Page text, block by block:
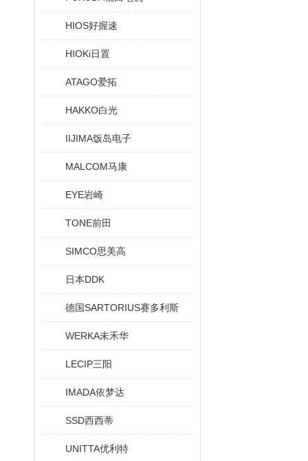
HIOS好握速
HIOKi日置
ATAGO爱拓
HAKKO白光
IIJIMA饭岛电子
MALCOM马康
EYE岩崎
TONE前田
SIMCO思美高
日本DDK
德国SARTORIUS赛多利斯
WERKA未禾华
LECIP三阳
IMADA依梦达
SSD西西蒂
UNITTA优利特